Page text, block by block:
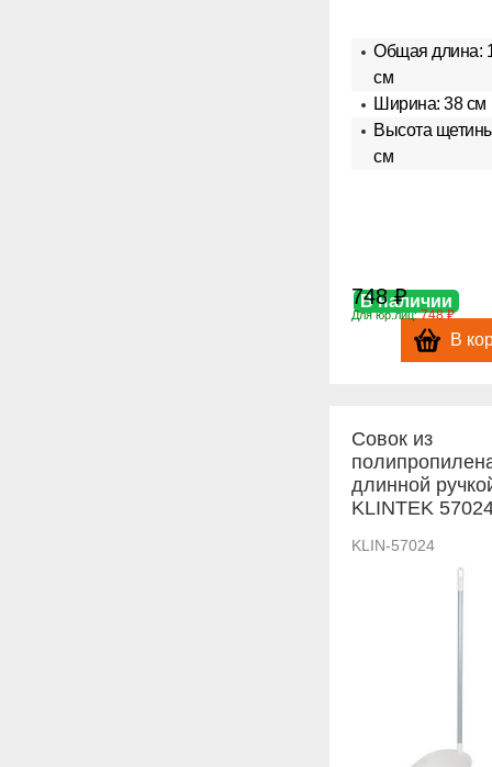
Общая длина:
см
Ширина: 38 см
Высота
см
В наличии
748 ₽
Для юр.лиц:748 ₽
В
Совок из
длинной
KLINTEK
KLIN-57024